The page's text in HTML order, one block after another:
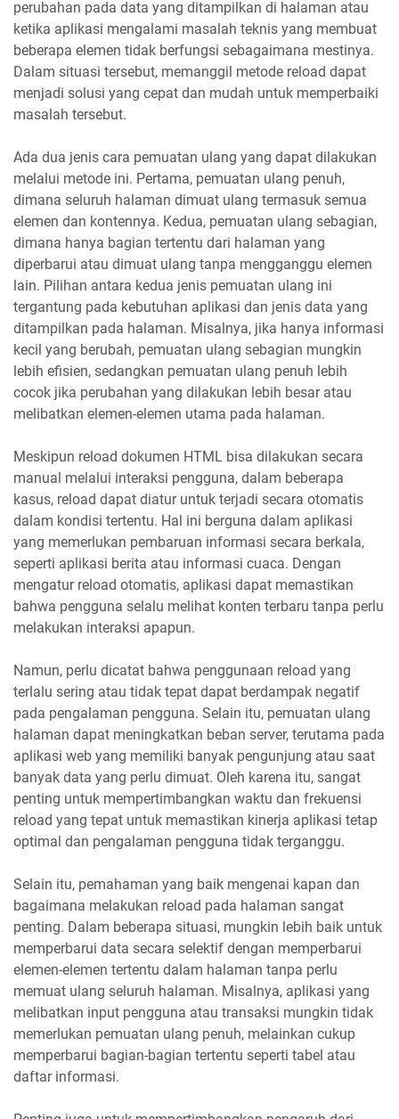
perubahan pada data yang ditampilkan di halaman atau
ketika aplikasi mengalami masalah teknis yang membuat
beberapa elemen tidak berfungsi sebagaimana mestinya.
Dalam situasi tersebut, memanggil metode reload dapat
menjadi solusi yang cepat dan mudah untuk memperbaiki
masalah tersebut.
Ada dua jenis cara pemuatan ulang yang dapat dilakukan
melalui metode ini. Pertama, pemuatan ulang penuh,
dimana seluruh halaman dimuat ulang termasuk semua
elemen dan kontennya. Kedua, pemuatan ulang sebagian,
dimana hanya bagian tertentu dari halaman yang
diperbarui atau dimuat ulang tanpa mengganggu elemen
lain. Pilihan antara kedua jenis pemuatan ulang ini
tergantung pada kebutuhan aplikasi dan jenis data yang
ditampilkan pada halaman. Misalnya, jika hanya informasi
kecil yang berubah, pemuatan ulang sebagian mungkin
lebih efisien, sedangkan pemuatan ulang penuh lebih
cocok jika perubahan yang dilakukan lebih besar atau
melibatkan elemen-elemen utama pada halaman.
Meskipun reload dokumen HTML bisa dilakukan secara
manual melalui interaksi pengguna, dalam beberapa
kasus, reload dapat diatur untuk terjadi secara otomatis
dalam kondisi tertentu. Hal ini berguna dalam aplikasi
yang memerlukan pembaruan informasi secara berkala,
seperti aplikasi berita atau informasi cuaca. Dengan
mengatur reload otomatis, aplikasi dapat memastikan
bahwa pengguna selalu melihat konten terbaru tanpa perlu
melakukan interaksi apapun.
Namun, perlu dicatat bahwa penggunaan reload yang
terlalu sering atau tidak tepat dapat berdampak negatif
pada pengalaman pengguna. Selain itu, pemuatan ulang
halaman dapat meningkatkan beban server, terutama pada
aplikasi web yang memiliki banyak pengunjung atau saat
banyak data yang perlu dimuat. Oleh karena itu, sangat
penting untuk mempertimbangkan waktu dan frekuensi
reload yang tepat untuk memastikan kinerja aplikasi tetap
optimal dan pengalaman pengguna tidak terganggu.
Selain itu, pemahaman yang baik mengenai kapan dan
bagaimana melakukan reload pada halaman sangat
penting. Dalam beberapa situasi, mungkin lebih baik untuk
memperbarui data secara selektif dengan memperbarui
elemen-elemen tertentu dalam halaman tanpa perlu
memuat ulang seluruh halaman. Misalnya, aplikasi yang
melibatkan input pengguna atau transaksi mungkin tidak
memerlukan pemuatan ulang penuh, melainkan cukup
memperbarui bagian-bagian tertentu seperti tabel atau
daftar informasi.